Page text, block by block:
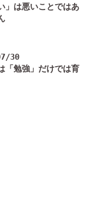
」は悪いことではあ
30
「勉強」だけでは育